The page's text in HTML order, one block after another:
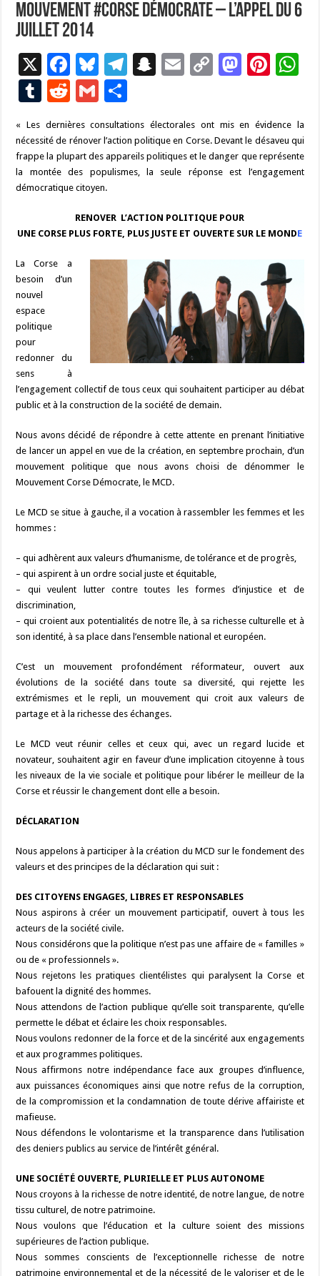
Mouvement #Corse Démocrate – L’appel du 6
juillet 2014
X
F
ac
e
b
o
o
Bl
u
es
ky
T
gr
a
m
S
p
c
h
E
l
C
y
Li
n
M
d
o
n
Pi
es
t
p
p
T
m
bl
r
R
d
di
t
G
ai
l
ta
g
er
« Les dernières consultations électorales ont mis en évidence la
nécessité de rénover l’action politique en Corse. Devant le désaveu qui
frappe la plupart des appareils politiques et le danger que représente
la montée des populismes, la seule réponse est l’engagement
démocratique citoyen.
RENOVER L’ACTION POLITIQUE POUR
UNE CORSE PLUS FORTE, PLUS JUSTE ET OUVERTE SUR LE MONDE
La Corse a
besoin d’un
nouvel
espace
politique
pour
redonner du
sens à
l’engagement collectif de tous ceux qui souhaitent participer au débat
public et à la construction de la société de demain.
Nous avons décidé de répondre à cette attente en prenant l’initiative
de lancer un appel en vue de la création, en septembre prochain, d’un
mouvement politique que nous avons choisi de dénommer le
Mouvement Corse Démocrate, le MCD.
Le MCD se situe à gauche, il a vocation à rassembler les femmes et les
hommes :
– qui adhèrent aux valeurs d’humanisme, de tolérance et de progrès,
– qui aspirent à un ordre social juste et équitable,
– qui veulent lutter contre toutes les formes d’injustice et de
discrimination,
– qui croient aux potentialités de notre île, à sa richesse culturelle et à
son identité, à sa place dans l’ensemble national et européen.
C’est un mouvement profondément réformateur, ouvert aux
évolutions de la société dans toute sa diversité, qui rejette les
extrémismes et le repli, un mouvement qui croit aux valeurs de
partage et à la richesse des échanges.
Le MCD veut réunir celles et ceux qui, avec un regard lucide et
novateur, souhaitent agir en faveur d’une implication citoyenne à tous
les niveaux de la vie sociale et politique pour libérer le meilleur de la
Corse et réussir le changement dont elle a besoin.
DÉCLARATION
Nous appelons à participer à la création du MCD sur le fondement des
valeurs et des principes de la déclaration qui suit :
DES CITOYENS ENGAGES, LIBRES ET RESPONSABLES
Nous aspirons à créer un mouvement participatif, ouvert à tous les
acteurs de la société civile.
Nous considérons que la politique n’est pas une affaire de « familles »
ou de « professionnels ».
Nous rejetons les pratiques clientélistes qui paralysent la Corse et
bafouent la dignité des hommes.
Nous attendons de l’action publique qu’elle soit transparente, qu’elle
permette le débat et éclaire les choix responsables.
Nous voulons redonner de la force et de la sincérité aux engagements
et aux programmes politiques.
Nous affirmons notre indépendance face aux groupes d’influence,
aux puissances économiques ainsi que notre refus de la corruption,
de la compromission et la condamnation de toute dérive affairiste et
mafieuse.
Nous défendons le volontarisme et la transparence dans l’utilisation
des deniers publics au service de l’intérêt général.
UNE SOCIÉTÉ OUVERTE, PLURIELLE ET PLUS AUTONOME
Nous croyons à la richesse de notre identité, de notre langue, de notre
tissu culturel, de notre patrimoine.
Nous voulons que l’éducation et la culture soient des missions
supérieures de l’action publique.
Nous sommes conscients de l’exceptionnelle richesse de notre
patrimoine environnemental et de la nécessité de le valoriser et de le